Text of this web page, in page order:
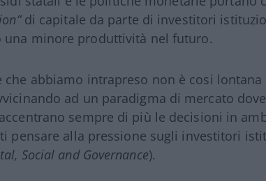
di capitale da parte di investitori
una minore produttività nel futuro.
che abbiamo intrapreso non è cosi
ad un paradigma di mercato
sempre di più le decisioni in
pensare alla pressione sugli investitori
Social and Governance).